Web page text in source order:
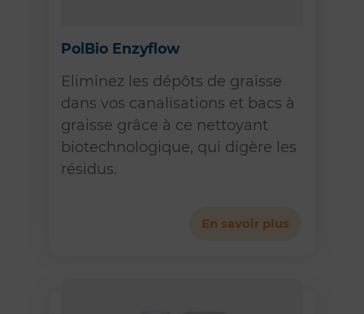
PolBio Enzyflow
Eliminez les dépôts de graisse
dans vos canalisations et bacs à
graisse grâce à ce nettoyant
biotechnologique, qui digère les
résidus.
En savoir plus